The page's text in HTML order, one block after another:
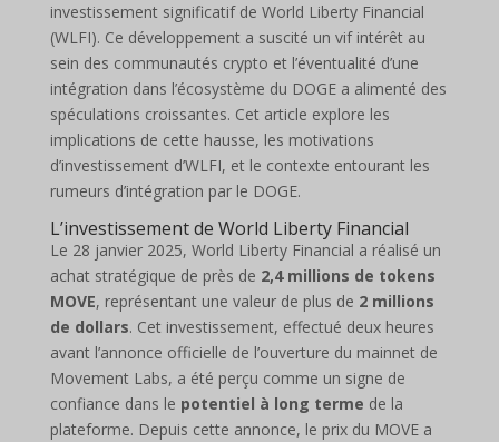
investissement significatif de World Liberty Financial
(WLFI). Ce développement a suscité un vif intérêt au
sein des communautés crypto et l’éventualité d’une
intégration dans l’écosystème du DOGE a alimenté des
spéculations croissantes. Cet article explore les
implications de cette hausse, les motivations
d’investissement d’WLFI, et le contexte entourant les
rumeurs d’intégration par le DOGE.
L’investissement de World Liberty Financial
Le 28 janvier 2025, World Liberty Financial a réalisé un
achat stratégique de près de 2,4 millions de tokens
MOVE, représentant une valeur de plus de 2 millions
de dollars. Cet investissement, effectué deux heures
avant l’annonce officielle de l’ouverture du mainnet de
Movement Labs, a été perçu comme un signe de
confiance dans le potentiel à long terme de la
plateforme. Depuis cette annonce, le prix du MOVE a